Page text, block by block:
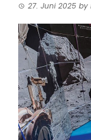
27. Juni 2025 by